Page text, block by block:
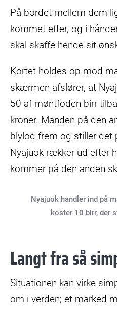
På bordet mellem dem
kommet efter, og i
skal skaffe hende sit
Kortet holdes op mod
skærmen afslører, at
50 af møntfoden birr
kroner. Manden på den
blylod frem og stiller det
Nyajuok rækker ud efter
kommer på den anden
Nyajuok handler ind på
koster 10 birr, der
Langt fra så
Situationen kan virke
om i verden; et marked